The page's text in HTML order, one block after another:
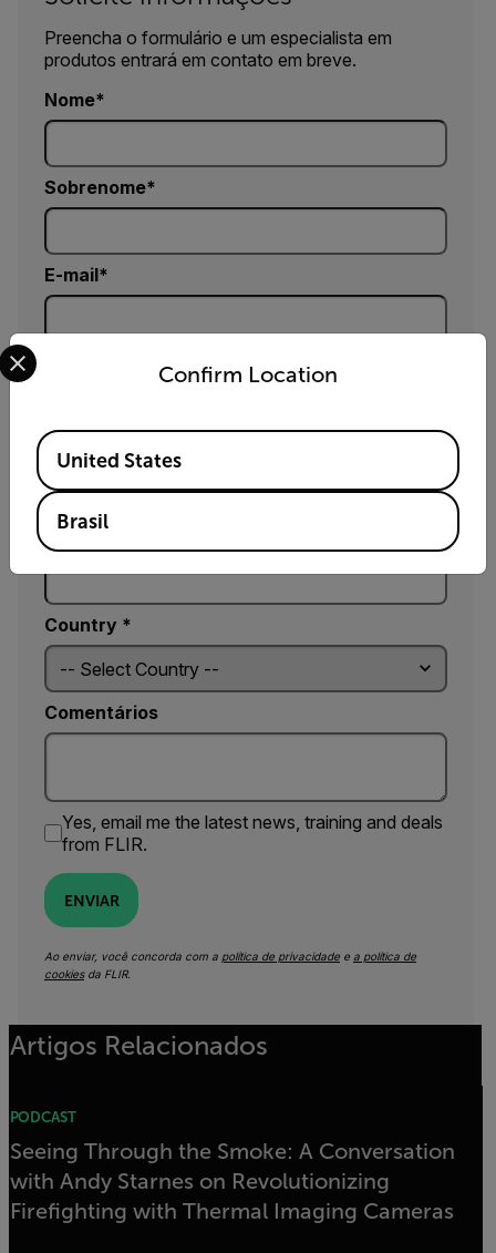
Preencha o formulário e um especialista em
produtos entrará em contato em breve.
Nome
Sobrenome
E-mail
Telefone (opcional)
CEP *
Country *
Comentários
Yes, email me the latest news, training and deals
from FLIR.
ENVIAR
Ao enviar, você concorda com a política de privacidade e a política de
cookiesda FLIR.
Artigos Relacionados
PODCAST
Seeing Through the Smoke: A Conversation
with Andy Starnes on Revolutionizing
Firefighting with Thermal Imaging Cameras
Confirm Location
Select your preferred country and language from the
Available Locations
United States
Brasil